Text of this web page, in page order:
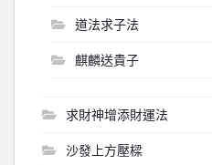
道法求子法
麒麟送貴子
求財神增添財運法
沙發上方壓樑